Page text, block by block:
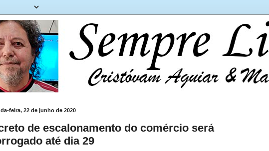
feira, 22 de junho de 2020
de escalonamento do comércio será
até dia 29